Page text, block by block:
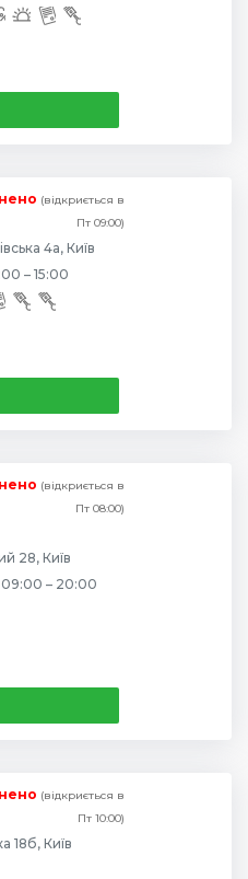
(відкриється в
Пт 09:00)
4а, Київ
– 15:00
(відкриється в
Пт 08:00)
28, Київ
– 20:00
(відкриється в
Пт 10:00)
18б, Київ